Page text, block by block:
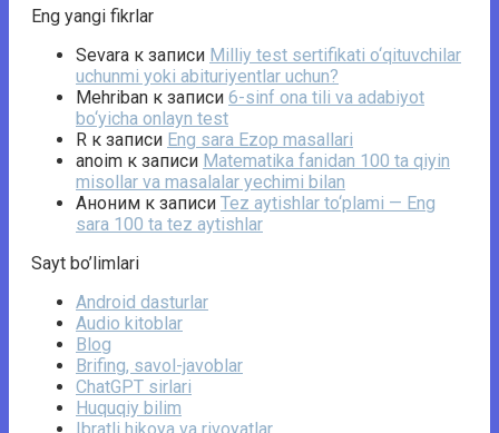
Eng yangi fikrlar
Sevara к записи Milliy test sertifikati o‘qituvchilar
uchunmi yoki abituriyentlar uchun?
Mehriban к записи 6-sinf ona tili va adabiyot
bo‘yicha onlayn test
R к записи Eng sara Ezop masallari
anoim к записи Matematika fanidan 100 ta qiyin
misollar va masalalar yechimi bilan
Аноним к записи Tez aytishlar to‘plami — Eng
sara 100 ta tez aytishlar
Sayt bo’limlari
Android dasturlar
Audio kitoblar
Blog
Brifing, savol-javoblar
ChatGPT sirlari
Huquqiy bilim